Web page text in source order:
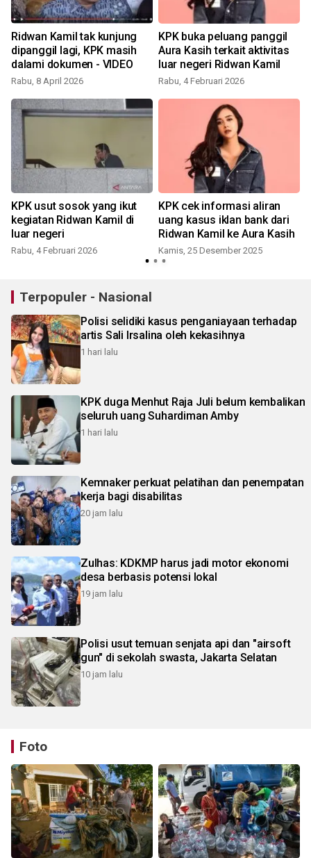
Ridwan Kamil tak kunjung
dipanggil lagi, KPK masih
dalami dokumen - VIDEO
Rabu, 8 April 2026
KPK buka peluang panggil
Aura Kasih terkait aktivitas
luar negeri Ridwan Kamil
Rabu, 4 Februari 2026
KPK usut sosok yang ikut
kegiatan Ridwan Kamil di
luar negeri
Rabu, 4 Februari 2026
KPK cek informasi aliran
uang kasus iklan bank dari
Ridwan Kamil ke Aura Kasih
Kamis, 25 Desember 2025
Terpopuler - Nasional
Polisi selidiki kasus penganiayaan terhadap
artis Sali Irsalina oleh kekasihnya
1 hari lalu
KPK duga Menhut Raja Juli belum kembalikan
seluruh uang Suhardiman Amby
1 hari lalu
Kemnaker perkuat pelatihan dan penempatan
kerja bagi disabilitas
20 jam lalu
Zulhas: KDKMP harus jadi motor ekonomi
desa berbasis potensi lokal
19 jam lalu
Polisi usut temuan senjata api dan "airsoft
gun" di sekolah swasta, Jakarta Selatan
10 jam lalu
Foto